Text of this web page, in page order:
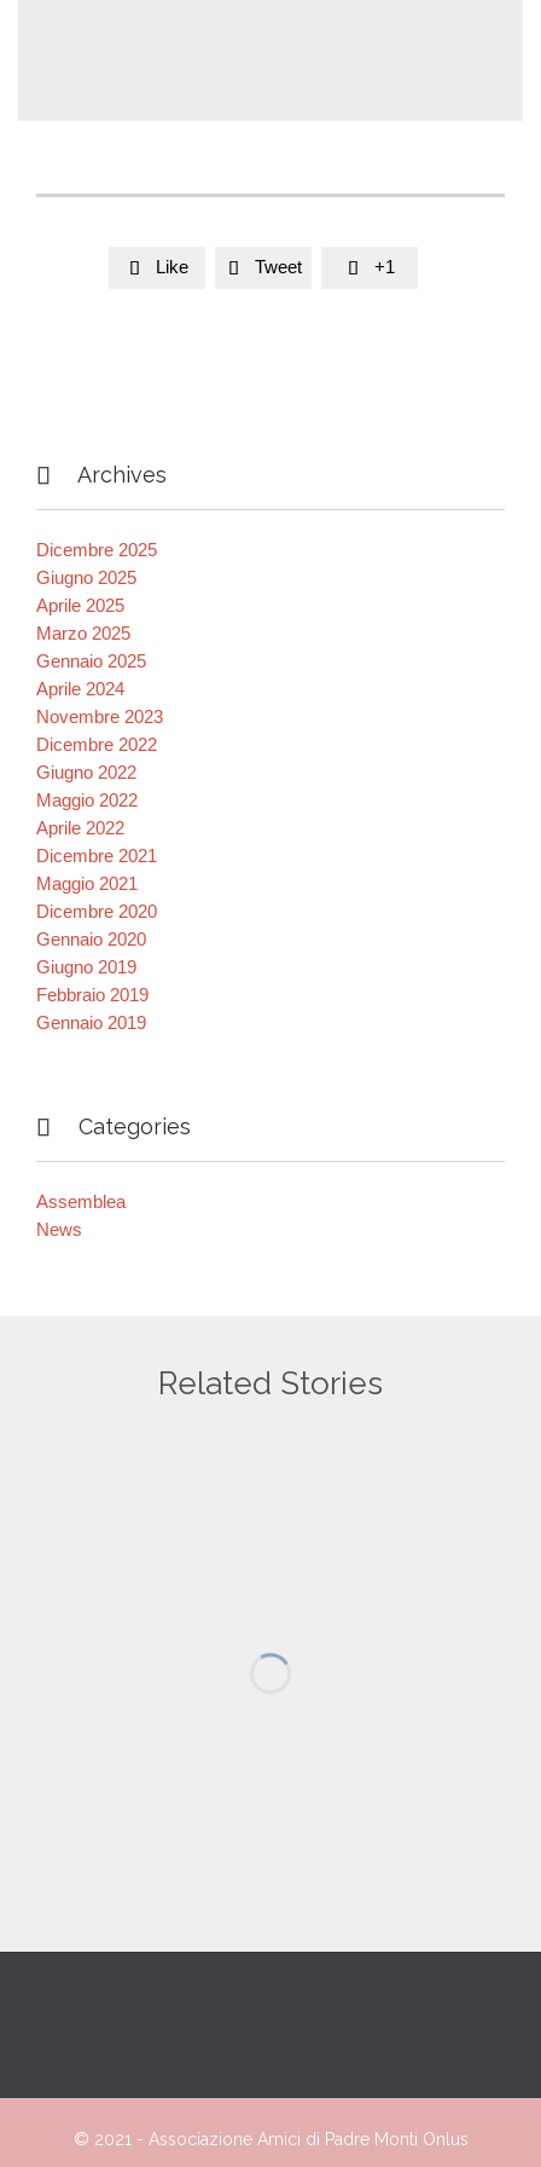
 Like  Tweet  +1
 Archives
Dicembre 2025
Giugno 2025
Aprile 2025
Marzo 2025
Gennaio 2025
Aprile 2024
Novembre 2023
Dicembre 2022
Giugno 2022
Maggio 2022
Aprile 2022
Dicembre 2021
Maggio 2021
Dicembre 2020
Gennaio 2020
Giugno 2019
Febbraio 2019
Gennaio 2019
 Categories
Assemblea
News
Related Stories
© 2021 - AssociazioneAmici di Padre Monti Onlus